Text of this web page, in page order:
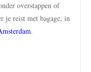
overstappen of
je reist met bagage, in
.